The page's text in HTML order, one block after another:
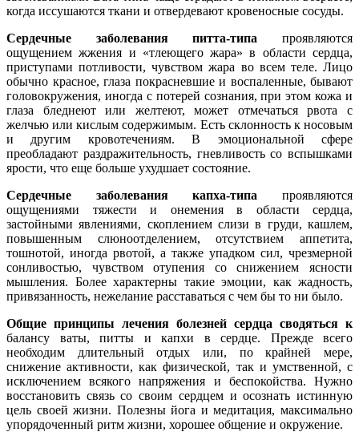
когда иссушаются ткани и отвердевают кровеносные сосуды.
Сердечные заболевания питта-типа проявляются
ощущением жжения и «тлеющего жара» в области сердца,
приступами потливости, чувством жара во всем теле. Лицо
обычно красное, глаза покрасневшие и воспаленные, бывают
головокружения, иногда с потерей сознания, при этом кожа и
глаза бледнеют или желтеют, может отмечаться рвота с
желчью или кислым содержимым. Есть склонность к носовым
и другим кровотечениям. В эмоциональной сфере
преобладают раздражительность, гневливость со вспышками
ярости, что еще больше ухудшает состояние.
Сердечные заболевания капха-типа проявляются
ощущениями тяжести и онемения в области сердца,
застойными явлениями, скоплением слизи в груди, кашлем,
повышенным слюноотделением, отсутствием аппетита,
тошнотой, иногда рвотой, а также упадком сил, чрезмерной
сонливостью, чувством отупения со снижением ясности
мышления. Более характерны такие эмоции, как жадность,
привязанность, нежелание расставаться с чем бы то ни было.
Общие принципы лечения болезней сердца сводяться к
балансу ваты, питты и капхи в сердце. Прежде всего
необходим длительный отдых или, по крайней мере,
снижение активности, как физической, так и умственной, с
исключением всякого напряжения и беспокойства. Нужно
восстановить связь со своим сердцем и осознать истинную
цель своей жизни. Полезны йога и медитация, максимально
упорядоченный ритм жизни, хорошее общение и окружение.